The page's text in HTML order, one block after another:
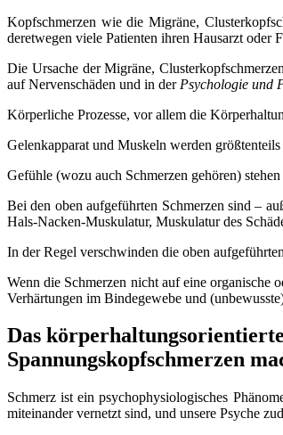
Kopfschmerzen wie die Migräne,
deretwegen viele Patienten ihren Hausarzt oder
Die Ursache der Migräne,
auf Nervenschäden und in der Psychologie und
Körperliche Prozesse, vor allem die
Gelenkapparat und Muskeln werden
Gefühle (wozu auch Schmerzen gehören)
Bei den oben aufgeführten Schmerzen sind –
Hals-Nacken-Muskulatur, Muskulatur des
In der Regel verschwinden die oben
Wenn die Schmerzen nicht auf eine organische
Verhärtungen im Bindegewebe und
Das
Spannungskopfschmerzen
Schmerz ist ein psychophysiologisches
miteinander vernetzt sind, und unsere Psyche